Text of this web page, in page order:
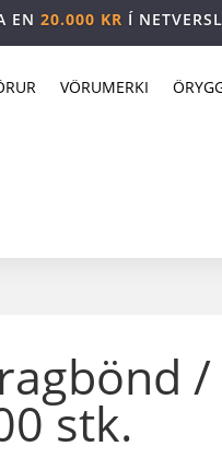
EN 20.000 KR Í
VÖRUMERKI
stk.